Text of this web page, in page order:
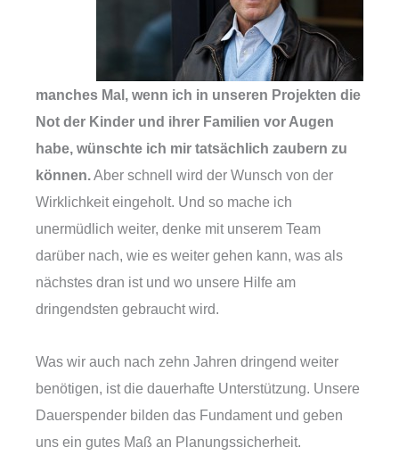
manches Mal, wenn ich in unseren Projekten die
Not der Kinder und ihrer Familien vor Augen
habe, wünschte ich mir tatsächlich zaubern zu
können.Aber schnell wird der Wunsch von der
Wirklichkeit eingeholt. Und so mache ich
unermüdlich weiter, denke mit unserem Team
darüber nach, wie es weiter gehen kann, was als
nächstes dran ist und wo unsere Hilfe am
dringendsten gebraucht wird.
Was wir auch nach zehn Jahren dringend weiter
benötigen, ist die dauerhafte Unterstützung. Unsere
Dauerspender bilden das Fundament und geben
uns ein gutes Maß an Planungssicherheit.